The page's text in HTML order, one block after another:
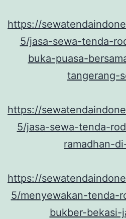
https://
5/jasa-sewa-tenda-
buka-puasa-
tangerang-
https://
5/jasa-sewa-tenda-
ramadhan-
https://
5/menyewakan-tenda-
bukber-bekasi-